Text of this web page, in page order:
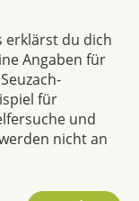
erklärst du dich
Angaben für
für
und
nicht an